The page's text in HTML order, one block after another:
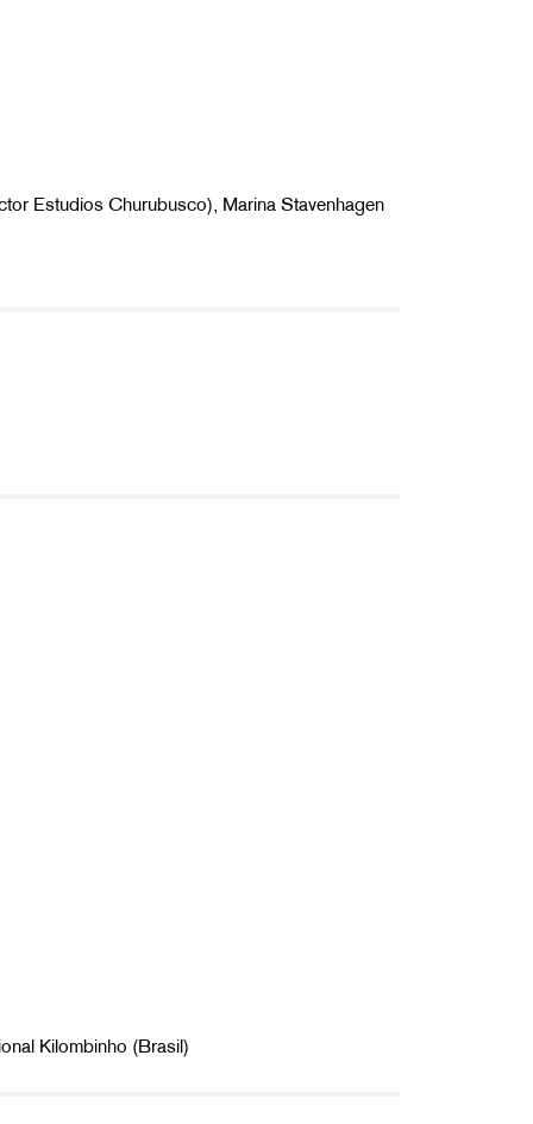
Estudios Churubusco), Marina Stavenhagen
Kilombinho (Brasil)